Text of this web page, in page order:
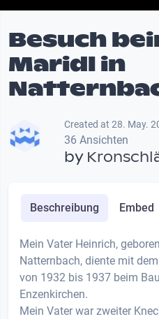
Besuch
Maridl in
Created at 28. May.
36 Ansichten
by
Beschreibung Embed
Mein Vater Heinrich,
Natternbach, diente mit
von 1932 bis 1937 beim
Enzenkirchen.
Mein Vater war zweiter